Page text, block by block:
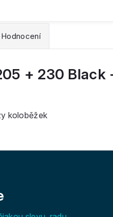
Hodnocení
+ 230 Black
koloběžek